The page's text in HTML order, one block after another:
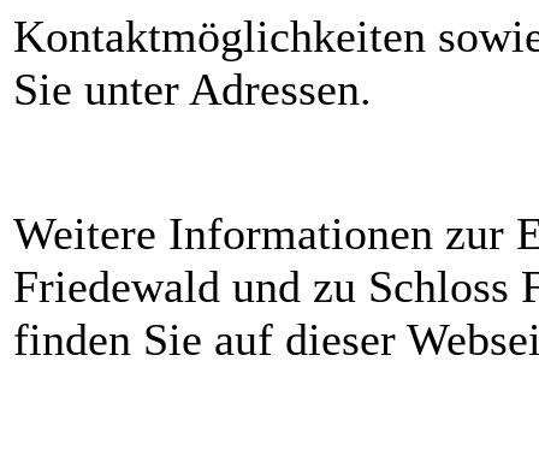
Kontaktmöglichkeiten
Sie unter Adressen.
Weitere Informationen zur
Friedewald und zu Schloss
finden Sie auf dieser